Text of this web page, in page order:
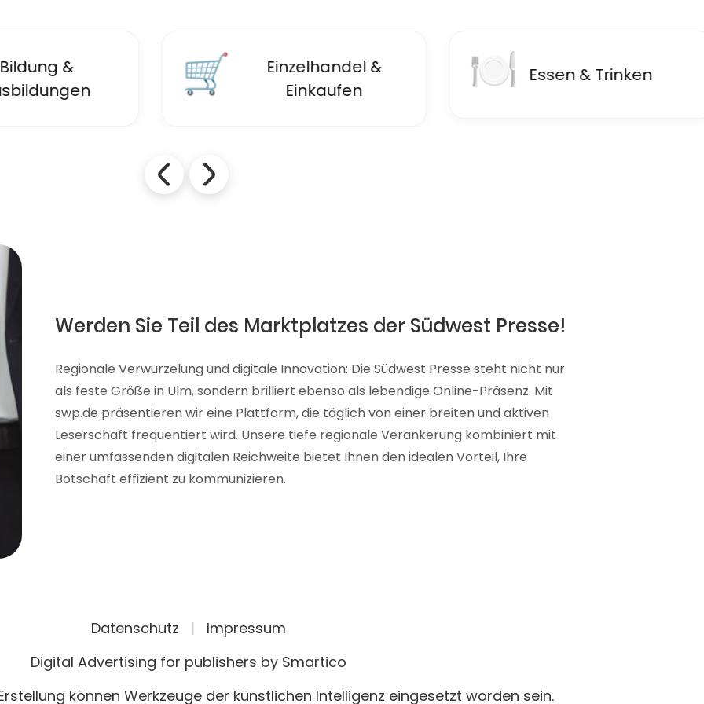
🛒
Einzelhandel &
Einkaufen
🍽 Essen & Trinken 🏦
Werden Sie Teil des Marktplatzes der Südwest Presse!
Regionale Verwurzelung und digitale Innovation: Die Südwest Presse steht nicht nur
als feste Größe in Ulm, sondern brilliert ebenso als lebendige Online-Präsenz. Mit
swp.de präsentieren wir eine Plattform, die täglich von einer breiten und aktiven
Leserschaft frequentiert wird. Unsere tiefe regionale Verankerung kombiniert mit
einer umfassenden digitalen Reichweite bietet Ihnen den idealen Vorteil, Ihre
Botschaft effizient zu kommunizieren.
Datenschutz |
Impressum
Digital Advertising for publishers by Smartico
können Werkzeuge der künstlichen Intelligenz eingesetzt worden sein.